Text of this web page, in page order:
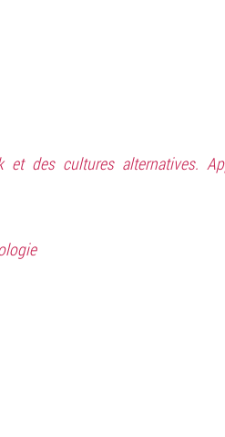
des cultures alternatives.